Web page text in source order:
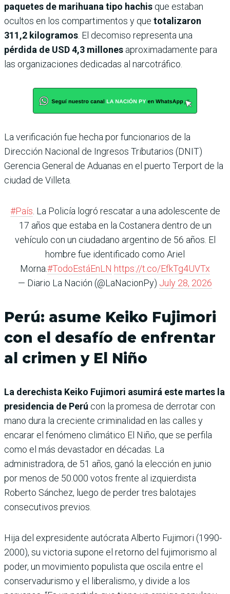
paquetes de marihuana tipo hachis que estaban
ocultos en los compartimentos y que totalizaron
311,2 kilogramos . El decomiso representa una
pérdida de USD 4,3 millones aproximadamente para
las organizaciones dedicadas al narcotráfico.
La verificación fue hecha por funcionarios de la
Dirección Nacional de Ingresos Tributarios (DNIT)
Gerencia General de Aduanas en el puerto Terport de la
ciudad de Villeta.
#País . La Policía logró rescatar a una adolescente de
17 años que estaba en la Costanera dentro de un
vehículo con un ciudadano argentino de 56 años. El
hombre fue identificado como Ariel
Morna.#TodoEstáEnLN https://t.co/EfkTg4UVTx
— Diario La Nación (@LaNacionPy) July 28, 2026
Perú: asume Keiko Fujimori
con el desafío de enfrentar
al crimen y El Niño
La derechista Keiko Fujimori asumirá este martes la
presidencia de Perú con la promesa de derrotar con
mano dura la creciente criminalidad en las calles y
encarar el fenómeno climático El Niño, que se perfila
como el más devastador en décadas. La
administradora, de 51 años, ganó la elección en junio
por menos de 50.000 votos frente al izquierdista
Roberto Sánchez, luego de perder tres balotajes
consecutivos previos.
Hija del expresidente autócrata Alberto Fujimori (1990-
2000), su victoria supone el retorno del fujimorismo al
poder, un movimiento populista que oscila entre el
conservadurismo y el liberalismo, y divide a los